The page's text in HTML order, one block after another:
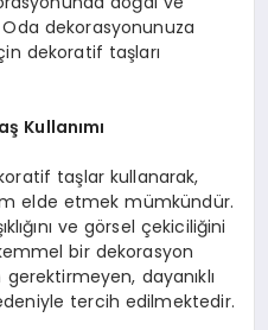
dekorasyonunuza
dekoratif taşları
Kullanımı
taşlar kullanarak,
elde etmek mümkündür.
ve görsel çekiciliğini
bir dekorasyon
dayanıklı
tercih edilmektedir.